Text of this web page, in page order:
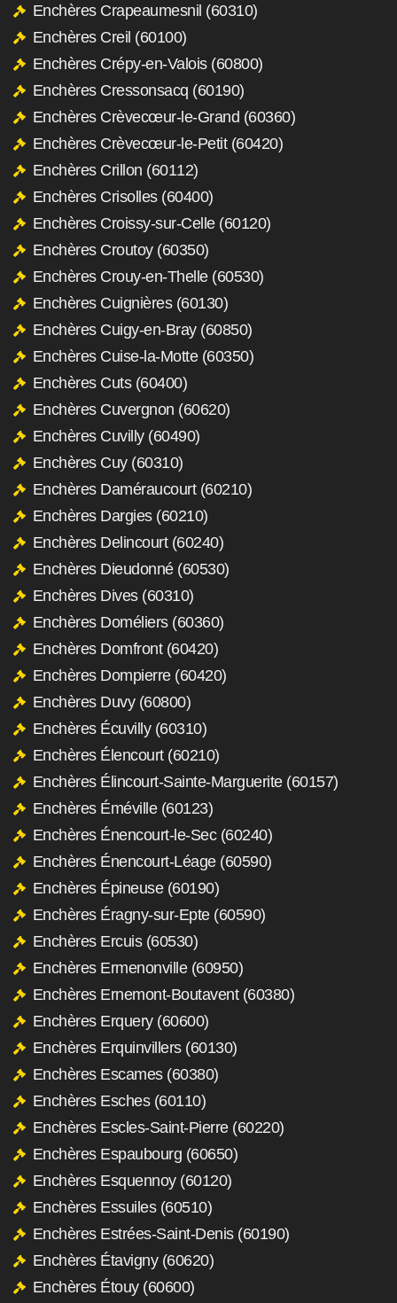
Enchères Crapeaumesnil (60310)
Enchères Creil (60100)
Enchères Crépy-en-Valois (60800)
Enchères Cressonsacq (60190)
Enchères Crèvecœur-le-Grand (60360)
Enchères Crèvecœur-le-Petit (60420)
Enchères Crillon (60112)
Enchères Crisolles (60400)
Enchères Croissy-sur-Celle (60120)
Enchères Croutoy (60350)
Enchères Crouy-en-Thelle (60530)
Enchères Cuignières (60130)
Enchères Cuigy-en-Bray (60850)
Enchères Cuise-la-Motte (60350)
Enchères Cuts (60400)
Enchères Cuvergnon (60620)
Enchères Cuvilly (60490)
Enchères Cuy (60310)
Enchères Daméraucourt (60210)
Enchères Dargies (60210)
Enchères Delincourt (60240)
Enchères Dieudonné (60530)
Enchères Dives (60310)
Enchères Doméliers (60360)
Enchères Domfront (60420)
Enchères Dompierre (60420)
Enchères Duvy (60800)
Enchères Écuvilly (60310)
Enchères Élencourt (60210)
Enchères Élincourt-Sainte-Marguerite (60157)
Enchères Éméville (60123)
Enchères Énencourt-le-Sec (60240)
Enchères Énencourt-Léage (60590)
Enchères Épineuse (60190)
Enchères Éragny-sur-Epte (60590)
Enchères Ercuis (60530)
Enchères Ermenonville (60950)
Enchères Ernemont-Boutavent (60380)
Enchères Erquery (60600)
Enchères Erquinvillers (60130)
Enchères Escames (60380)
Enchères Esches (60110)
Enchères Escles-Saint-Pierre (60220)
Enchères Espaubourg (60650)
Enchères Esquennoy (60120)
Enchères Essuiles (60510)
Enchères Estrées-Saint-Denis (60190)
Enchères Étavigny (60620)
Enchères Étouy (60600)